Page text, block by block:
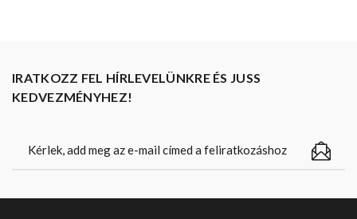
IRATKOZZ FEL HÍRLEVELÜNKRE ÉS JUSS
KEDVEZMÉNYHEZ!